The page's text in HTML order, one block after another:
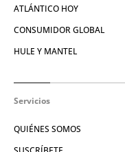
ATLÁNTICO HOY
CONSUMIDOR GLOBAL
HULE Y MANTEL
Servicios
QUIÉNES SOMOS